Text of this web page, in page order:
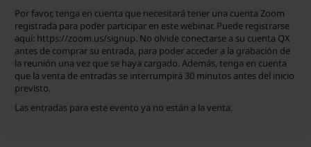
Por favor, tenga en cuenta que necesitará tener una cuenta Zoom
registrada para poder participar en este webinar. Puede registrarse
aquí: https://zoom.us/signup. No olvide conectarse a su cuenta QX
antes de comprar su entrada, para poder acceder a la grabación de
la reunión una vez que se haya cargado. Además, tenga en cuenta
que la venta de entradas se interrumpirá 30 minutos antes del inicio
previsto.
Las entradas para este evento ya no están a la venta.